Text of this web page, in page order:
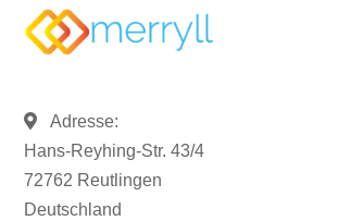
Adresse:
Hans-Reyhing-Str. 43/4
72762 Reutlingen
Deutschland